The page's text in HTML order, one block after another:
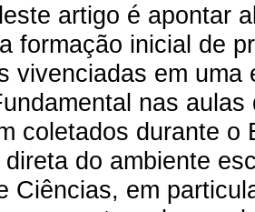
artigo é apontar
formação inicial de
vivenciadas em
nas
coletados durante o
do ambiente
Ciências, em